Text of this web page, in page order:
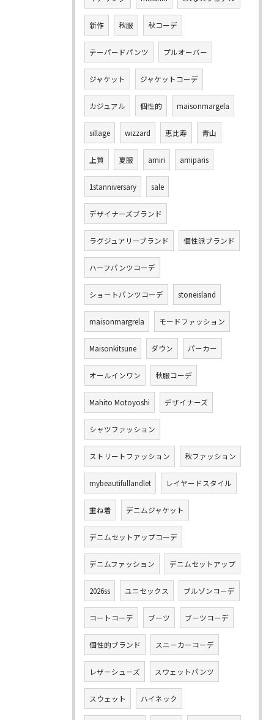
新作 秋服 秋コーデ
テーパードパンツ プルオーバー
ジャケット ジャケットコーデ
カジュアル 個性的 maisonmargela
sillage wizzard 恵比寿 青山
上質 夏服 amiri amiparis
1stanniversary sale
デザイナーズブランド
ラグジュアリーブランド 個性派ブランド
ハーフパンツコーデ
ショートパンツコーデ stoneisland
maisonmargrela モードファッション
Maisonkitsune ダウン パーカー
オールインワン 秋服コーデ
Mahito Motoyoshi デザイナーズ
シャツファッション
ストリートファッション 秋ファッション
mybeautifullandlet レイヤードスタイル
重ね着 デニムジャケット
デニムセットアップコーデ
デニムファッション デニムセットアップ
2026ss ユニセックス ブルゾンコーデ
コートコーデ ブーツ ブーツコーデ
個性的ブランド スニーカーコーデ
レザーシューズ スウェットパンツ
スウェット ハイネック